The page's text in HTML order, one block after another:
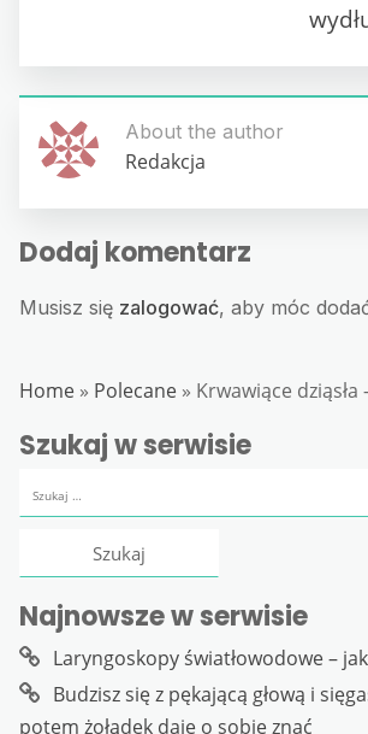
About the author
Redakcja
Dodaj komentarz
Musisz się zalogować, aby móc
Home » Polecane » Krwawiące dziąsła
Szukaj w serwisie
Najnowsze w serwisie
Laryngoskopy światłowodowe – jak
Budzisz się z pękającą głową i
potem żołądek daje o sobie znać